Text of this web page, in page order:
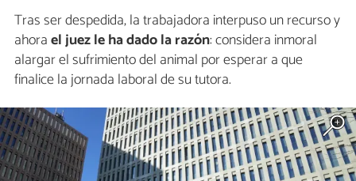
Tras ser despedida, la trabajadora interpuso un recurso y
ahorael juez le ha dado la razón: considera inmoral
alargar el sufrimiento del animal por esperar a que
finalice la jornada laboral de su tutora.